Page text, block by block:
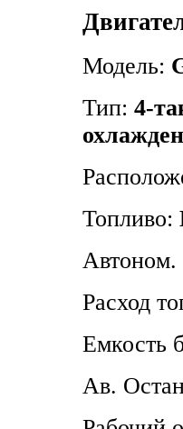
Модель:
Тип: 4-
Топливо:
Автоном.
Расход
Емкость
Ав.